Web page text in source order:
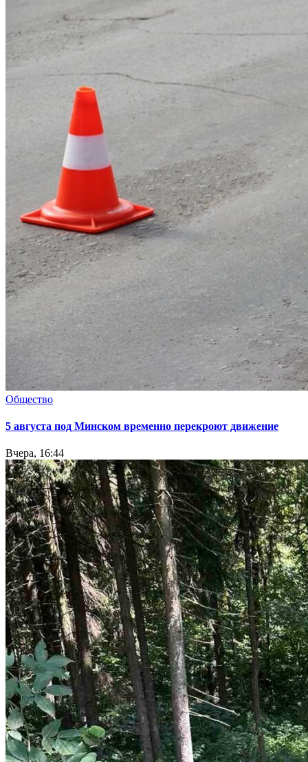
Общество
5 августа под Минском временно перекроют движение
Вчера, 16:44